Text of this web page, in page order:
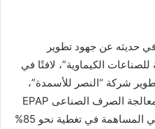
حديثه عن جهود تطوير
الكيماوية”، لافتًا في
شركة “النصر للأسمدة”،
والتي تشمل مشروع إنشاء محطة معالجة الصرف الصناعى EPAP
III، قائلًا إن هدف المشروع يتمثل في المساهمة في تغطية نحو 85%